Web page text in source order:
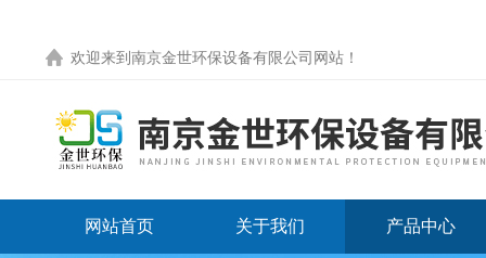
欢迎来到 南京金世环保设备有限公司网站 ！
网站首页 关于我们 产品中心